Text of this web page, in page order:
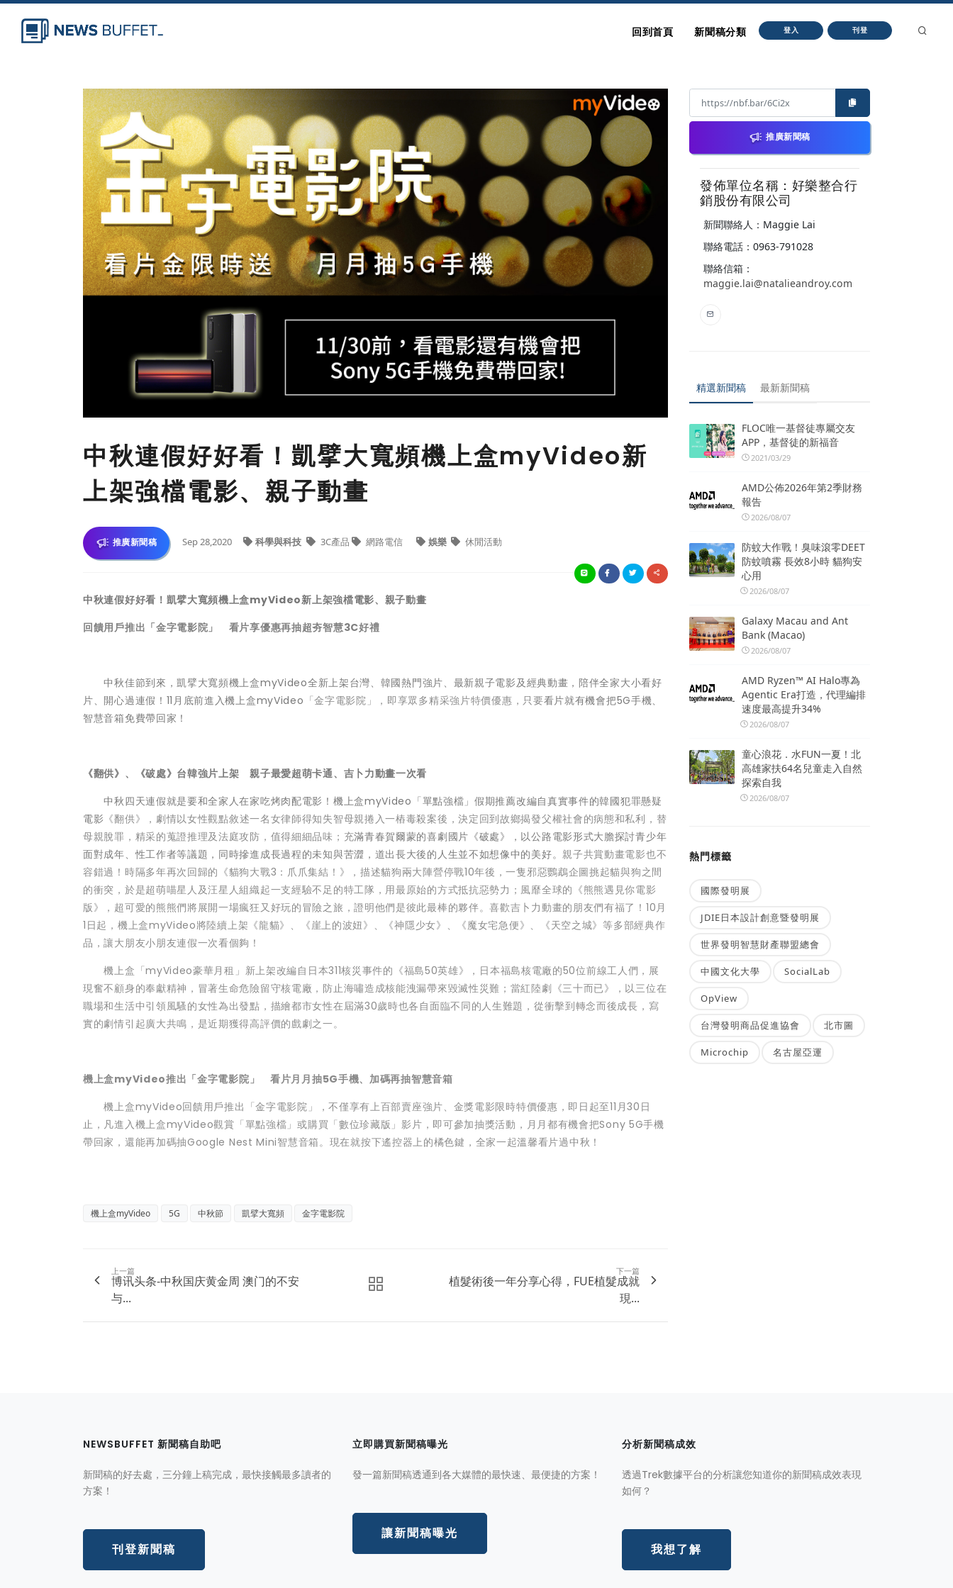
回到首頁 新聞稿分類 登入 刊登
中秋連假好好看！凱擘大寬頻機上盒myVideo新
上架強檔電影、親子動畫
推廣新聞稿 Sep 28,2020 科學與科技 3C產品 網路電信 娛樂 休閒活動
中秋連假好好看！凱擘大寬頻機上盒myVideo新上架強檔電影、親子動畫
回饋用戶推出「金字電影院」 看片享優惠再抽超夯智慧3C好禮
中秋佳節到來，凱擘大寬頻機上盒myVideo全新上架台灣、韓國熱門強片、最新親子電影及經典動畫，陪伴全家大小看好
片、開心過連假！11月底前進入機上盒myVideo 「金字電影院」，即享眾多精采強片特價優惠，只要看片就有機會把5G手機、
智慧音箱免費帶回家！
《翻供》、《破處》台韓強片上架 親子最愛超萌卡通、吉卜力動畫一次看
中秋四天連假就是要和全家人在家吃烤肉配電影！機上盒myVideo「單點強檔」假期推薦改編自真實事件的韓國犯罪懸疑
電影 《翻供》，劇情以女性觀點敘述一名女律師得知失智母親捲入一樁毒殺案後，決定回到故鄉揭發父權社會的病態和私利，替
母親脫罪，精采的蒐證推理及法庭攻防，值得細細品味；充滿青春賀爾蒙的喜劇國片《破處》，以公路電影形式大膽探討青少年
面對成年、性工作者等議題，同時摻進成長過程的未知與苦澀，道出長大後的人生並不如想像中的美好。親子共賞動畫電影也不
容錯過！時隔多年再次回歸的《貓狗大戰3：爪爪集結！》，描述貓狗兩大陣營停戰10年後，一隻邪惡鸚鵡企圖挑起貓與狗之間
的衝突，於是超萌喵星人及汪星人組織起一支經驗不足的特工隊，用最原始的方式抵抗惡勢力；風靡全球的《熊熊遇見你電影
版》，超可愛的熊熊們將展開一場瘋狂又好玩的冒險之旅，證明他們是彼此最棒的夥伴。喜歡吉卜力動畫的朋友們有福了！10月
1日起，機上盒myVideo將陸續上架《龍貓》、《崖上的波妞》、《神隱少女》、《魔女宅急便》、《天空之城》等多部經典作
品，讓大朋友小朋友連假一次看個夠！
機上盒「myVideo豪華月租」新上架改編自日本311核災事件的《福島50英雄》，日本福島核電廠的50位前線工人們，展
現奮不顧身的奉獻精神，冒著生命危險留守核電廠，防止海嘯造成核能洩漏帶來毀滅性災難；當紅陸劇《三十而已》，以三位在
職場和生活中引領風騷的女性為出發點，描繪都市女性在屆滿30歲時也各自面臨不同的人生難題，從衝擊到轉念而後成長，寫
實的劇情引起廣大共鳴，是近期獲得高評價的戲劇之一。
機上盒myVideo推出「金字電影院」 看片月月抽5G手機、加碼再抽智慧音箱
機上盒myVideo回饋用戶推出「金字電影院」，不僅享有上百部賣座強片、金獎電影限時特價優惠，即日起至11月30日
止，凡進入機上盒myVideo觀賞「單點強檔」或購買「數位珍藏版」影片，即可參加抽獎活動，月月都有機會把Sony 5G手機
帶回家，還能再加碼抽Google Nest Mini智慧音箱。現在就按下遙控器上的橘色鍵，全家一起溫馨看片過中秋！
機上盒myVideo 5G 中秋節 凱擘大寬頻 金字電影院
上一篇
博讯头条-中秋国庆黄金周 澳门的不安
与...
下一篇
植髮術後一年分享心得，FUE植髮成就
現...
推廣新聞稿
發佈單位名稱：好樂整合行
銷股份有限公司
新聞聯絡人：Maggie Lai
聯絡電話：0963-791028
聯絡信箱：
maggie.lai@natalieandroy.com
精選新聞稿 最新新聞稿
FLOC唯一基督徒專屬交友
APP，基督徒的新福音
2021/03/29
AMD公佈2026年第2季財務
報告
2026/08/07
防蚊大作戰！臭味滾零DEET
防蚊噴霧 長效8小時 貓狗安
心用
2026/08/07
Galaxy Macau and Ant
Bank (Macao)
2026/08/07
AMD Ryzen™ AI Halo專為
Agentic Era打造，代理編排
速度最高提升34%
2026/08/07
童心浪花．水FUN一夏！北
高雄家扶64名兒童走入自然
探索自我
2026/08/07
熱門標籤
國際發明展
JDIE日本設計創意暨發明展
世界發明智慧財產聯盟總會
中國文化大學 SocialLab
OpView
台灣發明商品促進協會 北市圖
Microchip 名古屋亞運
NEWSBUFFET 新聞稿自助吧
新聞稿的好去處，三分鐘上稿完成，最快接觸最多讀者的
方案！
刊登新聞稿
立即購買新聞稿曝光
發一篇新聞稿透通到各大媒體的最快速、最便捷的方案！
讓新聞稿曝光
分析新聞稿成效
透過Trek數據平台的分析讓您知道你的新聞稿成效表現
如何？
我想了解